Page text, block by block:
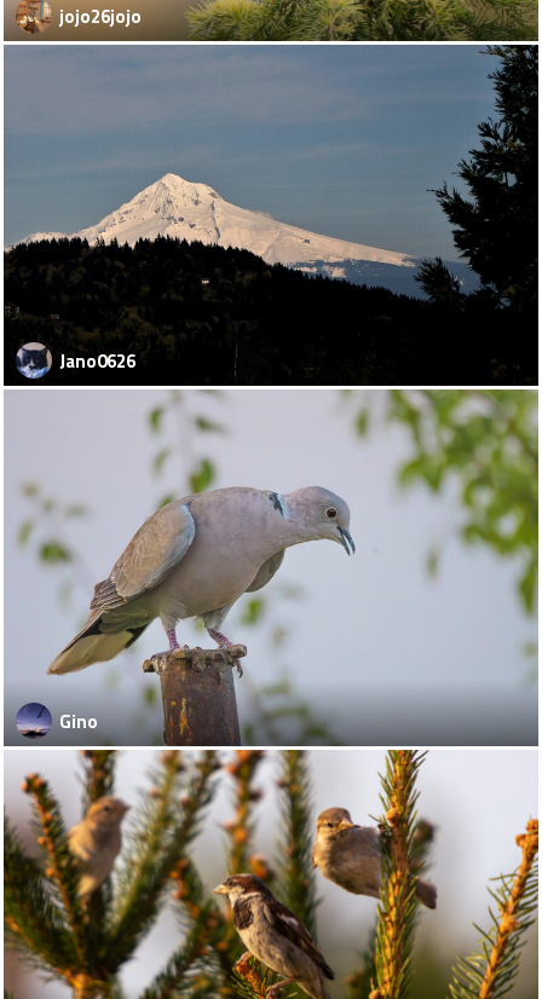
jojo26jojo
Jano0626
Gino